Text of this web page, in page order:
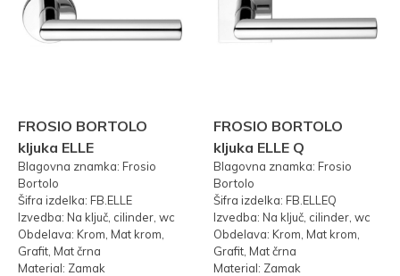
FROSIO BORTOLO
kljuka ELLE
Blagovna znamka: Frosio
Bortolo
Šifra izdelka: FB.ELLE
Izvedba: Na ključ, cilinder, wc
Obdelava: Krom, Mat krom,
Grafit, Mat črna
Material: Zamak
FROSIO BORTOLO
kljuka ELLE Q
Blagovna znamka: Frosio
Bortolo
Šifra izdelka: FB.ELLEQ
Izvedba: Na ključ, cilinder, wc
Obdelava: Krom, Mat krom,
Grafit, Mat črna
Material: Zamak